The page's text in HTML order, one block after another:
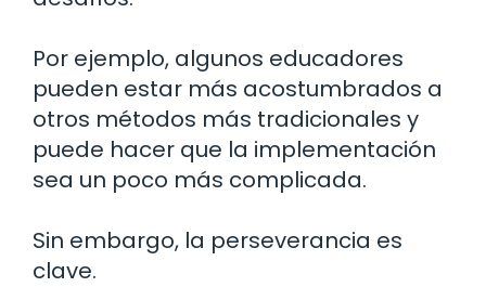
Por ejemplo, algunos educadores
pueden estar más acostumbrados a
otros métodos más tradicionales y
puede hacer que la implementación
sea un poco más complicada.
Sin embargo, la perseverancia es
clave.